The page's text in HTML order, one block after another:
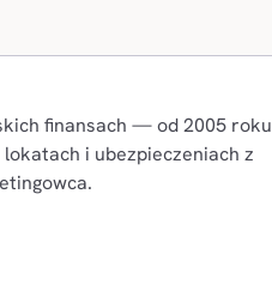
finansach — od 2005 roku
i ubezpieczeniach z